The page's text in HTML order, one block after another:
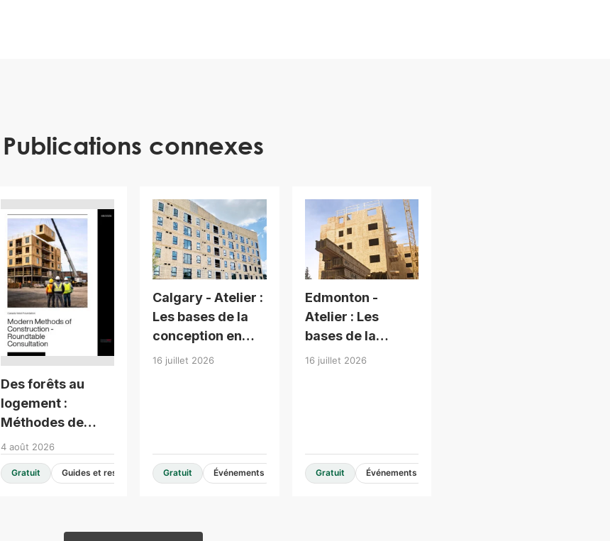
Publications connexes
Des forêts au
logement :
Méthodes de
construction
modernes -
Consultation en
4 août 2026
Gratuit Guides et ressources de conception
Calgary - Atelier :
Les bases de la
conception en
bois pour
16 juillet 2026
Gratuit Événements
Edmonton -
Atelier : Les
bases de la
conception en
16 juillet 2026
Gratuit Événements